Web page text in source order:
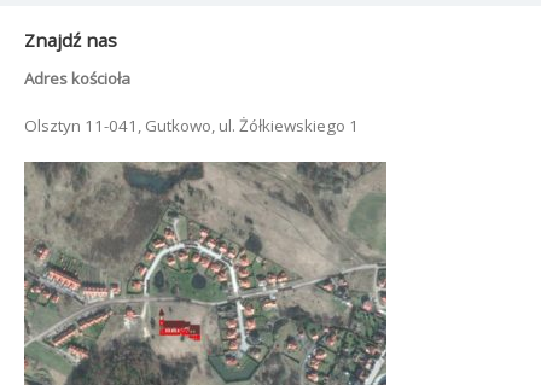
Znajdź nas
Adres kościoła
Olsztyn 11-041, Gutkowo, ul. Żółkiewskiego 1